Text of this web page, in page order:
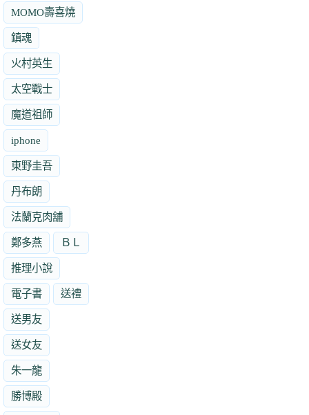
MOMO壽喜燒
鎮魂
火村英生
太空戰士
魔道祖師
iphone
東野圭吾
丹布朗
法蘭克肉舖
鄭多燕 ＢＬ
推理小說
電子書 送禮
送男友
送女友
朱一龍
勝博殿